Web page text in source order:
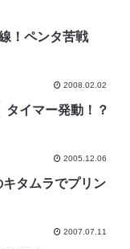
！ペンタ苦戦
2008.02.02
タイマー発動！？
2005.12.06
キタムラでプリン
2007.07.11